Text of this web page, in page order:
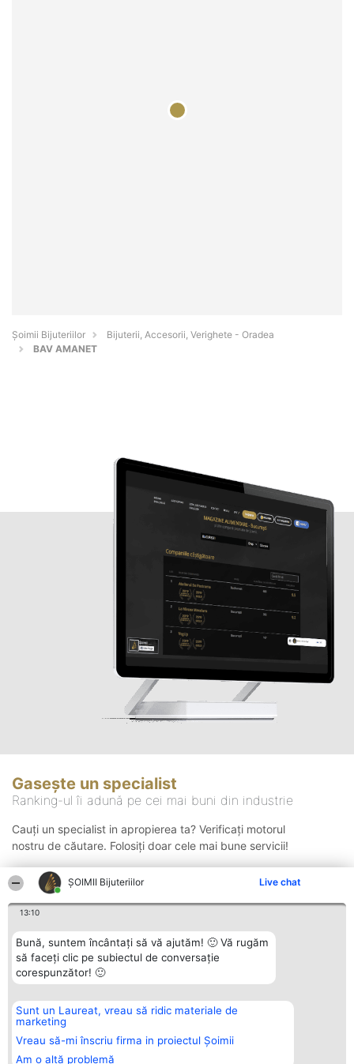
ŞOIMII Bijuteriilor Live chat
13:10
Bună, suntem încântați să vă ajutăm! 🙂 Vă rugăm
să faceți clic pe subiectul de conversație
corespunzător! 🙂
Sunt un Laureat, vreau să ridic materiale de
marketing
Vreau să-mi înscriu firma in proiectul Șoimii
Am o altă problemă
Şoimii Bijuteriilor
Bijuterii, Accesorii, Verighete - Oradea
BAV AMANET
Gasește un specialist
Ranking-ul îi adună pe cei mai buni din industrie
Cauți un specialist in apropierea ta? Verificați motorul
nostru de căutare. Folosiți doar cele mai bune servicii!
Organizator Ranking
BRIGHT SOLUTIONS BR SRL
Aleea Timisul De Sus 2 Bl. A30
Sc. A Et. 4 Ap. 13 Cod 061952
București
Plebiscyt
Lista Tuturor
Laureaților
Contact